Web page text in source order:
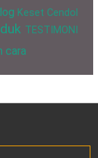
Keset Cendol
TESTIMONI
cara